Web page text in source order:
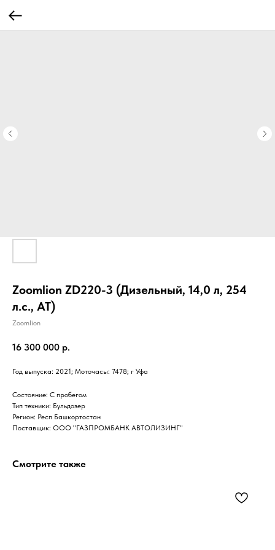
Zoomlion ZD220-3 (Дизельный, 14,0 л, 254
л.с., АТ)
Zoomlion
16 300 000 р.
Год выпуска: 2021; Моточасы: 7478; г Уфа
Состояние: С пробегом
Тип техники: Бульдозер
Регион: Респ Башкортостан
Поставщик: ООО "ГАЗПРОМБАНК АВТОЛИЗИНГ"
Смотрите также